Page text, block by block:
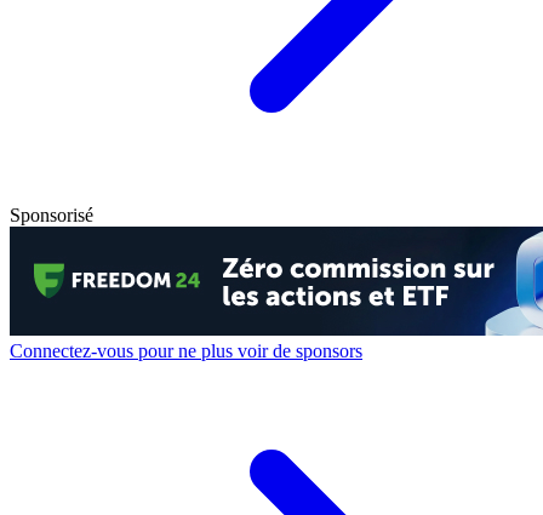
Sponsorisé
Connectez-vous pour ne plus voir de sponsors